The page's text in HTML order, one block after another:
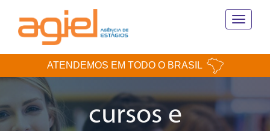
Toggle
ATENDEMOS EM TODO O BRASIL
cursos e